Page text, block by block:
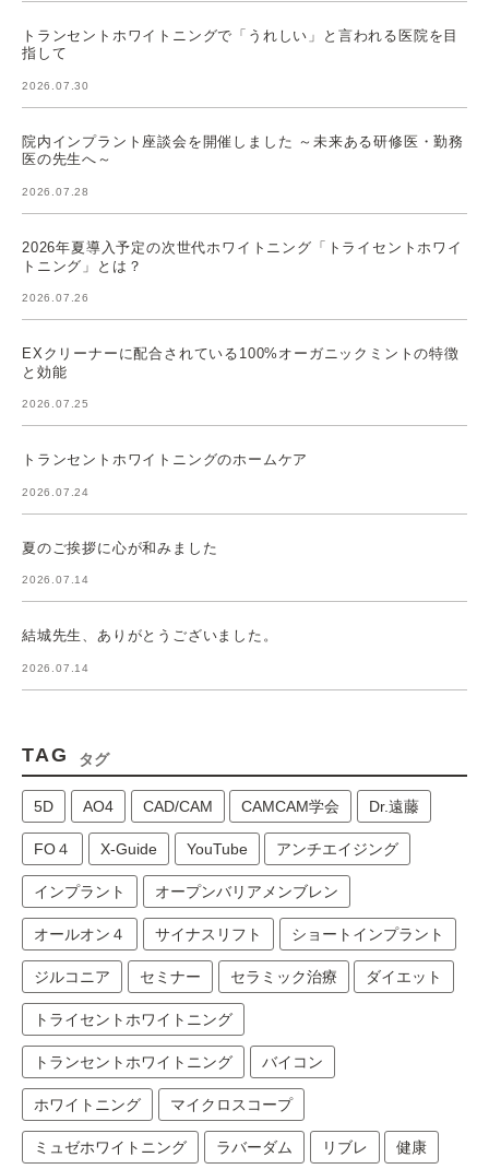
トランセントホワイトニングで「うれしい」と言われる医院を目
指して
2026.07.30
院内インプラント座談会を開催しました ～未来ある研修医・勤務
医の先生へ～
2026.07.28
2026年夏導入予定の次世代ホワイトニング「トライセントホワイ
トニング」とは？
2026.07.26
EXクリーナーに配合されている100%オーガニックミントの特徴
と効能
2026.07.25
トランセントホワイトニングのホームケア
2026.07.24
夏のご挨拶に心が和みました
2026.07.14
結城先生、ありがとうございました。
2026.07.14
TAG タグ
5D AO4 CAD/CAM CAMCAM学会 Dr.遠藤
FO４ X-Guide YouTube アンチエイジング
インプラント オープンバリアメンブレン
オールオン４ サイナスリフト ショートインプラント
ジルコニア セミナー セラミック治療 ダイエット
トライセントホワイトニング
トランセントホワイトニング バイコン
ホワイトニング マイクロスコープ
ミュゼホワイトニング ラバーダム リブレ 健康